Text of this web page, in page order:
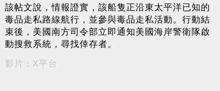
該帖文說，情報證實，該船隻正沿東太平洋已知的
毒品走私路線航行，並參與毒品走私活動。行動結
束後，美國南方司令部立即通知美國海岸警衛隊啟
動搜救系統，尋找倖存者。
影片：X平台